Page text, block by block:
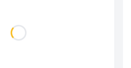
Loading...